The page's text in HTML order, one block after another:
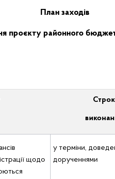
План заходів
проєкту районного
Строк
щодо
у терміни,
дорученнями